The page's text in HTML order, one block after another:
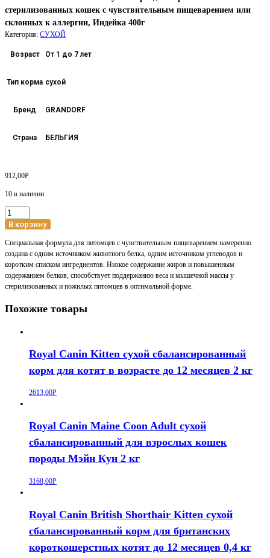
стерилизованных кошек с чувствительным пищеварением или
склонных к аллергии, Индейка 400г
Категория: СУХОЙ
Возраст От 1 до 7 лет
Тип корма сухой
Бренд GRANDORF
Страна БЕЛЬГИЯ
912,00Р
10 в наличии
Количество
товара
STERILIZED
сухой
корм
для
взрослых
кошек
чувствительным
Индейка
В корзину
Специальная формула для питомцев с чувствительным пищеварением намеренно
создана с одним источником животного белка, одним источником углеводов и
коротким списком ингредиентов. Низкое содержание жиров и повышенным
содержанием белков, способствует поддержанию веса и мышечной массы у
стерилизованных и пожилых питомцев в оптимальной форме.
Похожие товары
Royal Canin Kitten сухой сбалансированный
корм для котят в возрасте до 12 месяцев 2 кг
2613,00Р
Royal Canin Maine Coon Adult сухой
сбалансированный для взрослых кошек
породы Мэйн Кун 2 кг
3168,00Р
Royal Canin British Shorthair Kitten сухой
сбалансированный корм для британских
короткошерстных котят до 12 месяцев 0,4 кг